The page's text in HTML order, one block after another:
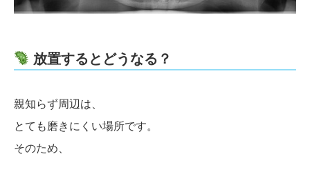
放置するとどうなる？
親知らず周辺は、
とても磨きにくい場所です。
そのため、